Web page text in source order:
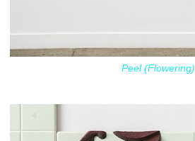
Peel (Flowering)